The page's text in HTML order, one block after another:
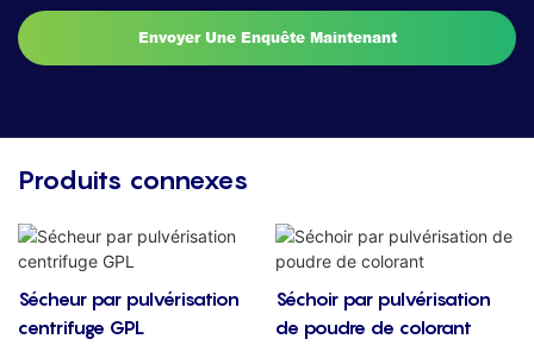
Envoyer Une Enquête Maintenant
Produits connexes
Sécheur par pulvérisation
centrifuge GPL
Séchoir par pulvérisation
de poudre de colorant